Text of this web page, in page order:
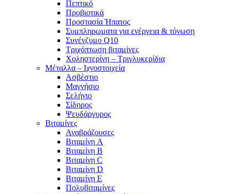
Πεπτικό
Προβιοτικά
Προστασία Ήπατος
Συμπληρωματα για ενέργεια & τόνωση
Συνένζυμο Q10
Τριχόπτωση βιταμίνες
Χοληστερίνη – Τριγλυκερίδια
Μέταλλα – Ιχνοστοιχεία
Ασβέστιο
Μαγνήσιο
Σελήνιο
Σίδηρος
Ψευδάργυρος
Βιταμίνες
Αναβράζουσες
Βιταμίνη A
Βιταμίνη B
Βιταμίνη C
Βιταμίνη D
Βιταμίνη E
Πολυβιταμίνες